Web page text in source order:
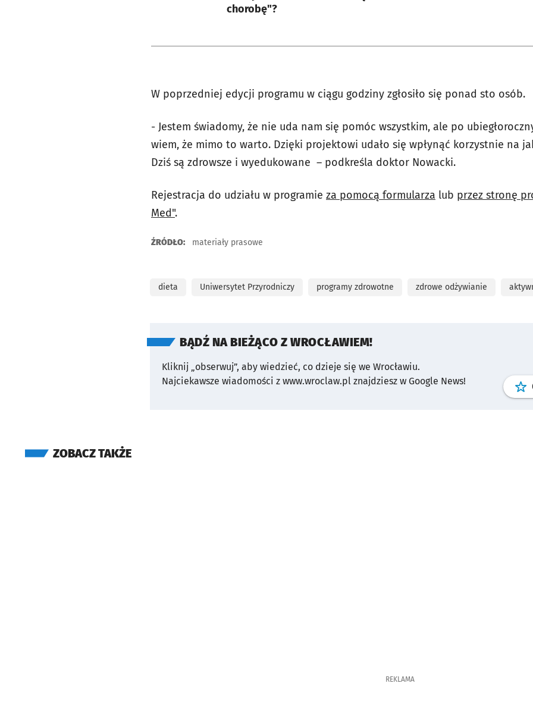
chorobę"?
W poprzedniej edycji programu w ciągu godziny zgłosiło się ponad sto osób.
- Jestem świadomy, że nie uda nam się pomóc wszystkim, ale po
wiem, że mimo to warto. Dzięki projektowi udało się wpłynąć korzystnie na
Dziś są zdrowsze i wyedukowane – podkreśla doktor Nowacki.
Rejestracja do udziału w programie za pomocą formularza lub przez stronę
Med".
ŹRÓDŁO: materiały prasowe
dieta Uniwersytet Przyrodniczy programy zdrowotne zdrowe odżywianie
BĄDŹ NA BIEŻĄCO Z WROCŁAWIEM!
Kliknij „obserwuj”, aby wiedzieć, co dzieje się we Wrocławiu.
Najciekawsze wiadomości z www.wroclaw.pl znajdziesz w Google News!
ZOBACZ TAKŻE
REKLAMA